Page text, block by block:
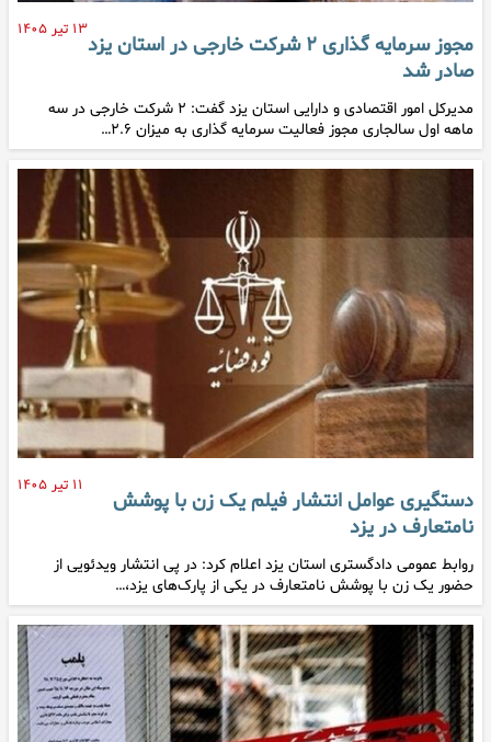
۱۳ تیر ۱۴۰۵
مجوز سرمایه گذاری ۲ شرکت خارجی در استان یزد
صادر شد
مدیرکل امور اقتصادی و دارایی استان یزد گفت: ۲ شرکت خارجی در سه
ماهه اول سالجاری مجوز فعالیت سرمایه گذاری به میزان ۲.۶…
۱۱ تیر ۱۴۰۵
دستگیری عوامل انتشار فیلم یک زن با پوشش
نامتعارف در یزد
روابط عمومی دادگستری استان یزد اعلام کرد: در پی انتشار ویدئویی از
حضور یک زن با پوشش نامتعارف در یکی از پارک‌های یزد،…